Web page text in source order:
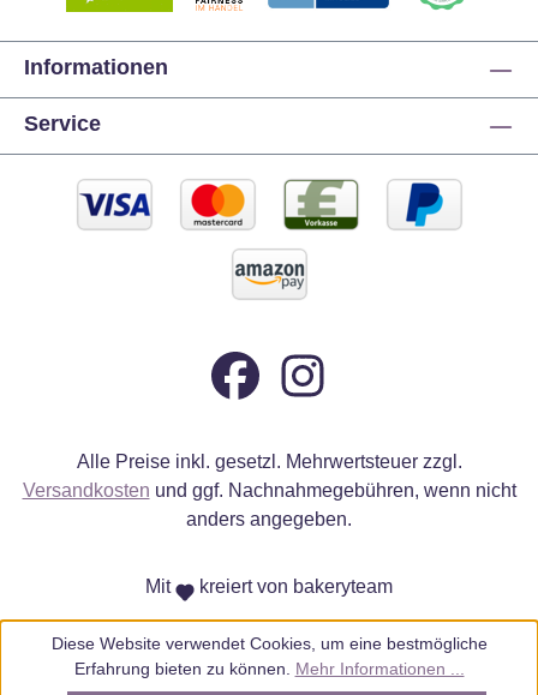
Informationen
Service
Alle Preise inkl. gesetzl. Mehrwertsteuer zzgl.
Versandkosten und ggf. Nachnahmegebühren, wenn nicht
anders angegeben.
Mit kreiert von bakeryteam
Diese Website verwendet Cookies, um eine bestmögliche
Erfahrung bieten zu können. Mehr Informationen ...